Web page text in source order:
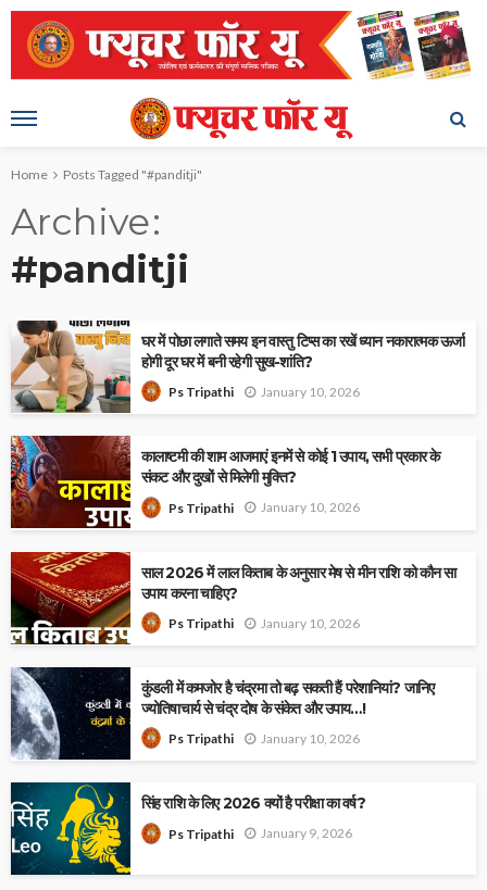
Home Posts Tagged "#panditji"
Archive
#panditji
घर में पोछा लगाते समय इन वास्तु टिप्स का रखें ध्यान नकारात्मक ऊर्जा
होगी दूर घर में बनी रहेगी सुख-शांति?
Ps Tripathi January 10, 2026
कालाष्टमी की शाम आजमाएं इनमें से कोई 1 उपाय, सभी प्रकार के
संकट और दुखों से मिलेगी मुक्ति?
Ps Tripathi January 10, 2026
साल 2026 में लाल किताब के अनुसार मेष से मीन राशि को कौन सा
उपाय करना चाहिए?
Ps Tripathi January 10, 2026
कुंडली में कमजोर है चंद्रमा तो बढ़ सकती हैं परेशानियां? जानिए
ज्योतिषाचार्य से चंद्र दोष के संकेत और उपाय…!
Ps Tripathi January 10, 2026
सिंह राशि के लिए 2026 क्यों है परीक्षा का वर्ष?
Ps Tripathi January 9, 2026